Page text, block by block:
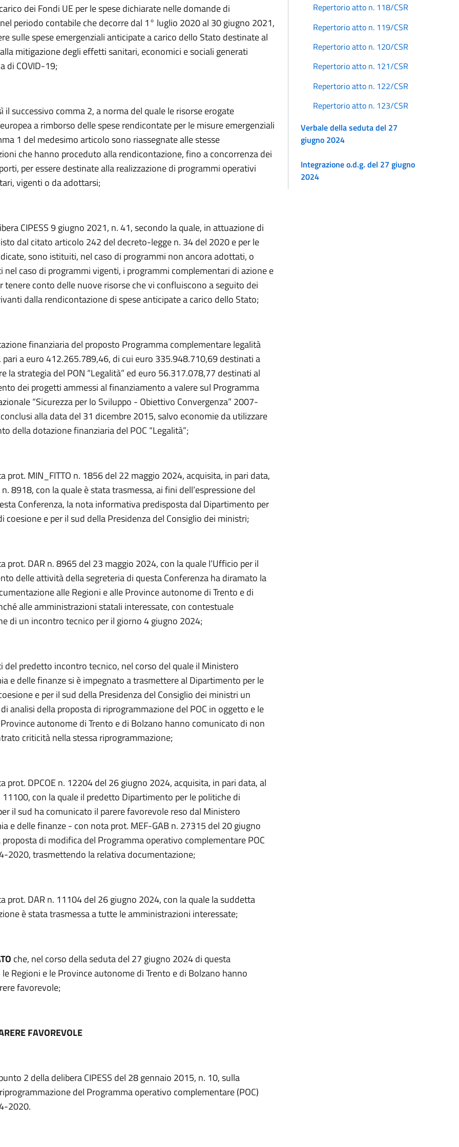
dei Fondi UE per le spese dichiarate nelle domande di
periodo contabile che decorre dal 1° luglio 2020 al 30 giugno 2021,
sulle spese emergenziali anticipate a carico dello Stato destinate al
mitigazione degli effetti sanitari, economici e sociali generati
di COVID-19;
il successivo comma 2, a norma del quale le risorse erogate
a rimborso delle spese rendicontate per le misure emergenziali
1 del medesimo articolo sono riassegnate alle stesse
che hanno proceduto alla rendicontazione, fino a concorrenza dei
per essere destinate alla realizzazione di programmi operativi
vigenti o da adottarsi;
CIPESS 9 giugno 2021, n. 41, secondo la quale, in attuazione di
dal citato articolo 242 del decreto-legge n. 34 del 2020 e per le
sono istituiti, nel caso di programmi non ancora adottati, o
nel caso di programmi vigenti, i programmi complementari di azione e
tenere conto delle nuove risorse che vi confluiscono a seguito dei
dalla rendicontazione di spese anticipate a carico dello Stato;
finanziaria del proposto Programma complementare legalità
a euro 412.265.789,46, di cui euro 335.948.710,69 destinati a
la strategia del PON “Legalità” ed euro 56.317.078,77 destinati al
dei progetti ammessi al finanziamento a valere sul Programma
“Sicurezza per lo Sviluppo - Obiettivo Convergenza” 2007-
alla data del 31 dicembre 2015, salvo economie da utilizzare
della dotazione finanziaria del POC “Legalità”;
prot. MIN_FITTO n. 1856 del 22 maggio 2024, acquisita, in pari data,
8918, con la quale è stata trasmessa, ai fini dell’espressione del
Conferenza, la nota informativa predisposta dal Dipartimento per
coesione e per il sud della Presidenza del Consiglio dei ministri;
prot. DAR n. 8965 del 23 maggio 2024, con la quale l’Ufficio per il
delle attività della segreteria di questa Conferenza ha diramato la
alle Regioni e alle Province autonome di Trento e di
alle amministrazioni statali interessate, con contestuale
di un incontro tecnico per il giorno 4 giugno 2024;
del predetto incontro tecnico, nel corso del quale il Ministero
e delle finanze si è impegnato a trasmettere al Dipartimento per le
e per il sud della Presidenza del Consiglio dei ministri un
analisi della proposta di riprogrammazione del POC in oggetto e le
autonome di Trento e di Bolzano hanno comunicato di non
criticità nella stessa riprogrammazione;
prot. DPCOE n. 12204 del 26 giugno 2024, acquisita, in pari data, al
11100, con la quale il predetto Dipartimento per le politiche di
il sud ha comunicato il parere favorevole reso dal Ministero
e delle finanze - con nota prot. MEF-GAB n. 27315 del 20 giugno
di modifica del Programma operativo complementare POC
2020, trasmettendo la relativa documentazione;
prot. DAR n. 11104 del 26 giugno 2024, con la quale la suddetta
è stata trasmessa a tutte le amministrazioni interessate;
che, nel corso della seduta del 27 giugno 2024 di questa
Regioni e le Province autonome di Trento e di Bolzano hanno
favorevole;
FAVOREVOLE
2 della delibera CIPESS del 28 gennaio 2015, n. 10, sulla
del Programma operativo complementare (POC)
2020.
Repertorio atto n. 118/CSR
Repertorio atto n. 119/CSR
Repertorio atto n. 120/CSR
Repertorio atto n. 121/CSR
Repertorio atto n. 122/CSR
Repertorio atto n. 123/CSR
Verbale della seduta del 27
giugno 2024
Integrazione o.d.g. del 27 giugno
2024